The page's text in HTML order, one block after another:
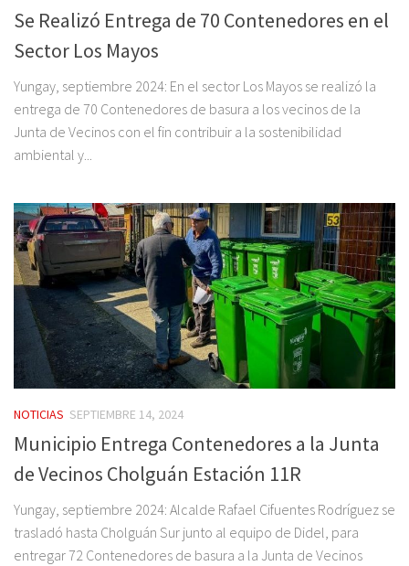
Se Realizó Entrega de 70 Contenedores en el
Sector Los Mayos
Yungay, septiembre 2024: En el sector Los Mayos se realizó la
entrega de 70 Contenedores de basura a los vecinos de la
Junta de Vecinos con el fin contribuir a la sostenibilidad
ambiental y...
NOTICIAS SEPTIEMBRE 14, 2024
Municipio Entrega Contenedores a la Junta
de Vecinos Cholguán Estación 11R
Yungay, septiembre 2024: Alcalde Rafael Cifuentes Rodríguez se
trasladó hasta Cholguán Sur junto al equipo de Didel, para
entregar 72 Contenedores de basura a la Junta de Vecinos